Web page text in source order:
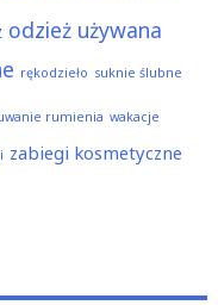
odzież używana
rękodzieło suknie ślubne
rumienia wakacje
zabiegi kosmetyczne